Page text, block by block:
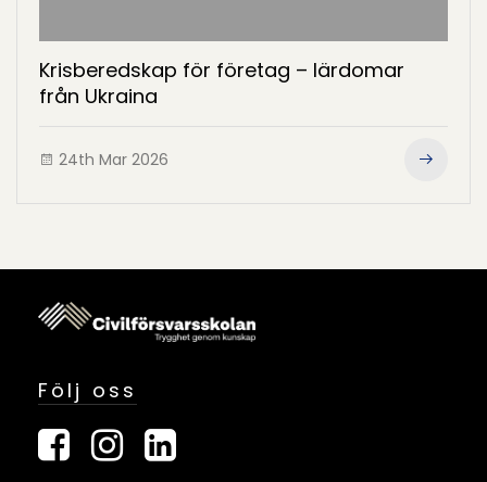
Krisberedskap för företag – lärdomar
från Ukraina
24th Mar 2026
Följ oss